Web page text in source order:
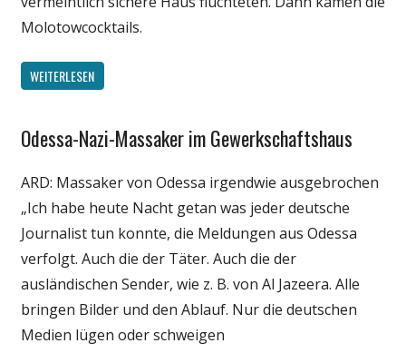
Molotowcocktails.
WEITERLESEN
Gesellschaft
Politik
Wissenschaft
Odessa-Nazi-Massaker im Gewerkschaftshaus
ARD: Massaker von Odessa irgendwie ausgebrochen
„Ich habe heute Nacht getan was jeder deutsche
Journalist tun konnte, die Meldungen aus Odessa
verfolgt. Auch die der Täter. Auch die der
ausländischen Sender, wie z. B. von Al Jazeera. Alle
bringen Bilder und den Ablauf. Nur die deutschen
Medien lügen oder schweigen